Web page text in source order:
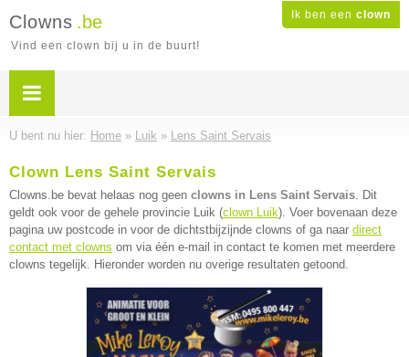
Ik ben een clown
Clowns .be
Vind een clown bij u in de buurt!
U bent nu hier: Home » Luik » Lens Saint Servais
Clown Lens Saint Servais
Clowns.be bevat helaas nog geen clowns in Lens Saint Servais. Dit
geldt ook voor de gehele provincie Luik (clown Luik). Voer bovenaan deze
pagina uw postcode in voor de dichtstbijzijnde clowns of ga naar direct
contact met clowns om via één e-mail in contact te komen met meerdere
clowns tegelijk. Hieronder worden nu overige resultaten getoond.